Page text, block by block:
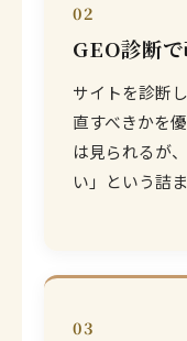
02
GEO診断
サイトを診断
直すべきかを
は見られるが
い」という詰
03